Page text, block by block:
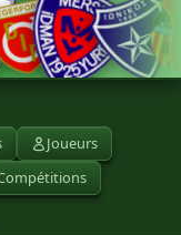
Joueurs